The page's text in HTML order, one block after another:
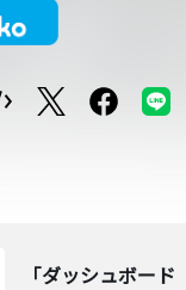
「ダッシュボー